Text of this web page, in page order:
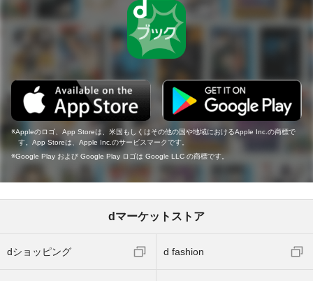
Appleのロゴ、App Storeは、米国もしくはその他の国や地域におけるApple Inc.の商標で
す。App Storeは、Apple Inc.のサービスマークです。
Google Play および Google Play ロゴは Google LLC の商標です。
dマーケットストア
dショッピング d fashion